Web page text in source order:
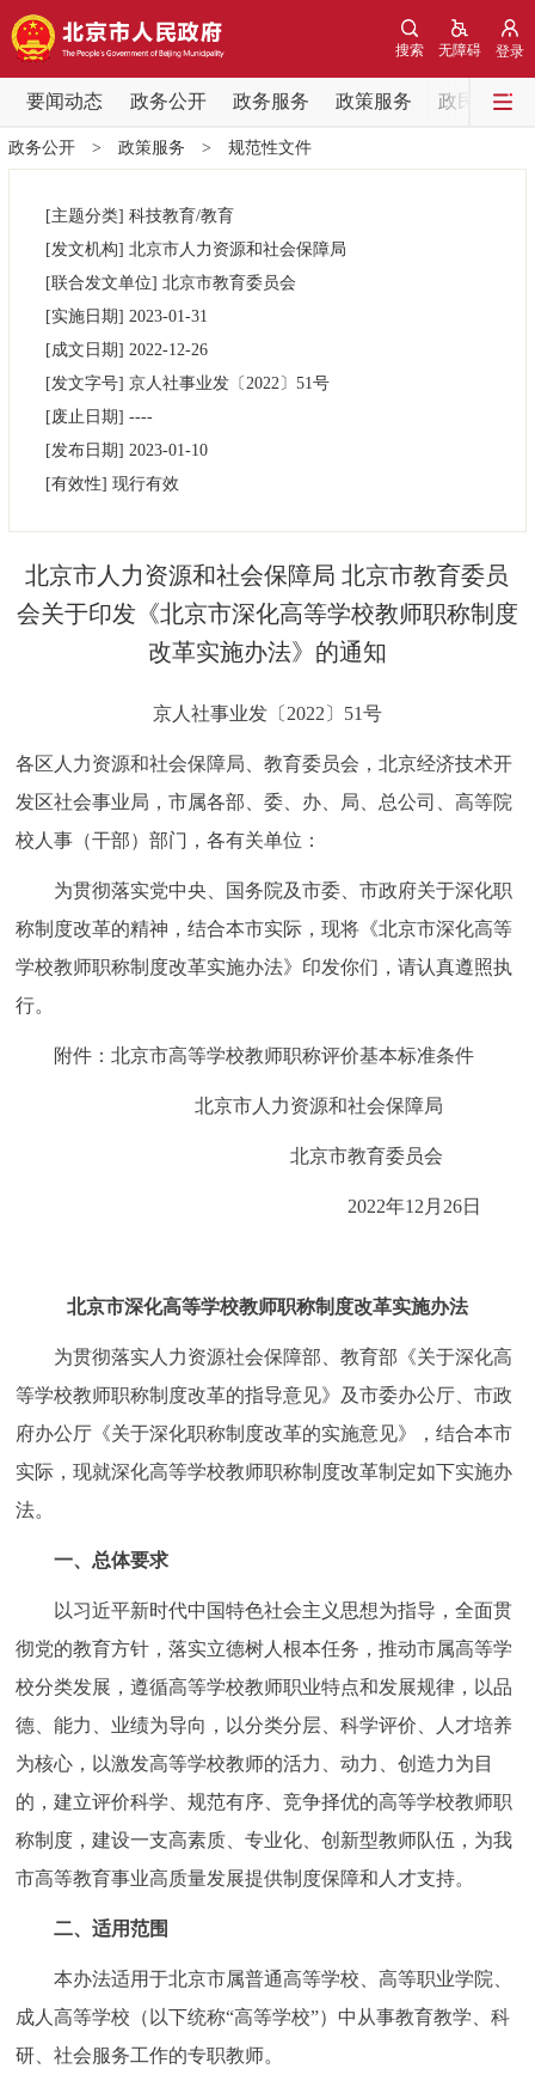
登录
无障碍
搜索
要闻动态 政务公开 政务服务 政策服务 政民互动
要闻动态
党中央精神 国务院信息
北京要闻
政务公开
市领导
政策兑现
决策公开 专题公开
政务服务
便民服务 利企服务 投资项目
中介服务 阳光政务
政民互动
十六区概览 人文北京
视频北京
DEUTSCH FRANÇAIS РУССКИЙ ЯЗЫК
ESPAÑOL العربية PORTUGUÊS
ITALIANO
回到顶部
政务公开> 政策服务 > 规范性文件
[主题分类] 科技教育/教育
[发文机构] 北京市人力资源和社会保障局
[联合发文单位] 北京市教育委员会
[实施日期] 2023-01-31
[成文日期] 2022-12-26
[发文字号] 京人社事业发〔2022〕 51号
[废止日期] ----
[发布日期] 2023-01-10
[有效性] 现行有效
北京市人力资源和社会保障局 北京市教育委员
会关于印发《北京市深化高等学校教师职称制度
改革实施办法》的通知
京人社事业发〔2022〕51号
各区人力资源和社会保障局、教育委员会，北京经济技术开
发区社会事业局，市属各部、委、办、局、总公司、高等院
校人事（干部）部门，各有关单位：
为贯彻落实党中央、国务院及市委、市政府关于深化职
称制度改革的精神，结合本市实际，现将《北京市深化高等
学校教师职称制度改革实施办法》印发你们，请认真遵照执
行。
附件：北京市高等学校教师职称评价基本标准条件
北京市人力资源和社会保障局
北京市教育委员会
2022年12月26日
北京市深化高等学校教师职称制度改革实施办法
为贯彻落实人力资源社会保障部、教育部《关于深化高
等学校教师职称制度改革的指导意见》及市委办公厅、市政
府办公厅《关于深化职称制度改革的实施意见》，结合本市
实际，现就深化高等学校教师职称制度改革制定如下实施办
法。
一、总体要求
以习近平新时代中国特色社会主义思想为指导，全面贯
彻党的教育方针，落实立德树人根本任务，推动市属高等学
校分类发展，遵循高等学校教师职业特点和发展规律，以品
德、能力、业绩为导向，以分类分层、科学评价、人才培养
为核心，以激发高等学校教师的活力、动力、创造力为目
的，建立评价科学、规范有序、竞争择优的高等学校教师职
称制度，建设一支高素质、专业化、创新型教师队伍，为我
市高等教育事业高质量发展提供制度保障和人才支持。
二、适用范围
本办法适用于北京市属普通高等学校、高等职业学院、
成人高等学校（以下统称“高等学校”）中从事教育教学、科
研、社会服务工作的专职教师。